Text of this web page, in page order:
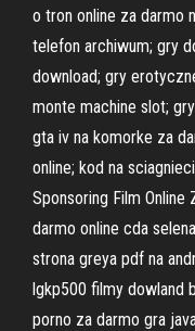
o tron online za darmo
telefon archiwum; gry
download; gry
monte machine slot;
gta iv na komorke za
online; kod na
Sponsoring Film
darmo online cda
strona greya pdf na
lgkp500 filmy dowland
porno za darmo gra